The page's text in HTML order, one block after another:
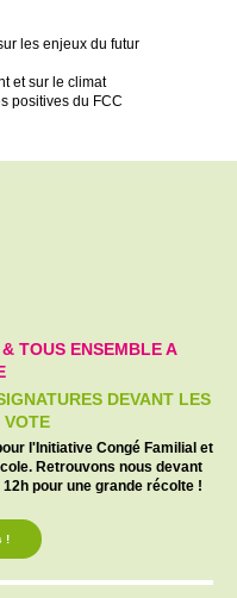
les enjeux du futur
et sur le climat
positives du FCC
TOUS ENSEMBLE A
DEVANT LES
VOTE
l'Initiative Congé Familial et
Retrouvons nous devant
pour une grande récolte !
!